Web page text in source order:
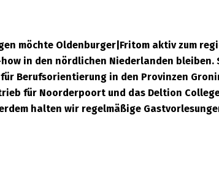
möchte Oldenburger|Fritom aktiv zum
in den nördlichen Niederlanden bleiben.
Berufsorientierung in den Provinzen
für Noorderpoort und das Deltion
halten wir regelmäßige